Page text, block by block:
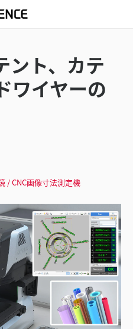
ント、カテ
ワイヤーの
/ CNC画像寸法測定機